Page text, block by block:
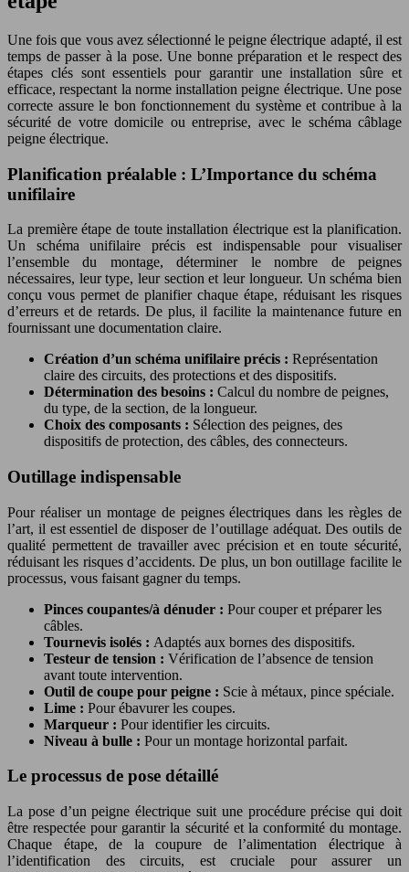
Une fois que vous avez sélectionné le peigne électrique adapté, il est
temps de passer à la pose. Une bonne préparation et le respect des
étapes clés sont essentiels pour garantir une installation sûre et
efficace, respectant la norme installation peigne électrique. Une pose
correcte assure le bon fonctionnement du système et contribue à la
sécurité de votre domicile ou entreprise, avec le schéma câblage
peigne électrique.
Planification préalable : L’Importance du schéma
unifilaire
La première étape de toute installation électrique est la planification.
Un schéma unifilaire précis est indispensable pour visualiser
l’ensemble du montage, déterminer le nombre de peignes
nécessaires, leur type, leur section et leur longueur. Un schéma bien
conçu vous permet de planifier chaque étape, réduisant les risques
d’erreurs et de retards. De plus, il facilite la maintenance future en
fournissant une documentation claire.
Création d’un schéma unifilaire précis : Représentation
claire des circuits, des protections et des dispositifs.
Détermination des besoins : Calcul du nombre de peignes,
du type, de la section, de la longueur.
Choix des composants : Sélection des peignes, des
dispositifs de protection, des câbles, des connecteurs.
Outillage indispensable
Pour réaliser un montage de peignes électriques dans les règles de
l’art, il est essentiel de disposer de l’outillage adéquat. Des outils de
qualité permettent de travailler avec précision et en toute sécurité,
réduisant les risques d’accidents. De plus, un bon outillage facilite le
processus, vous faisant gagner du temps.
Pinces coupantes/à dénuder : Pour couper et préparer les
câbles.
Tournevis isolés : Adaptés aux bornes des dispositifs.
Testeur de tension : Vérification de l’absence de tension
avant toute intervention.
Outil de coupe pour peigne : Scie à métaux, pince spéciale.
Lime : Pour ébavurer les coupes.
Marqueur : Pour identifier les circuits.
Niveau à bulle : Pour un montage horizontal parfait.
Le processus de pose détaillé
La pose d’un peigne électrique suit une procédure précise qui doit
être respectée pour garantir la sécurité et la conformité du montage.
Chaque étape, de la coupure de l’alimentation électrique à
l’identification des circuits, est cruciale pour assurer un